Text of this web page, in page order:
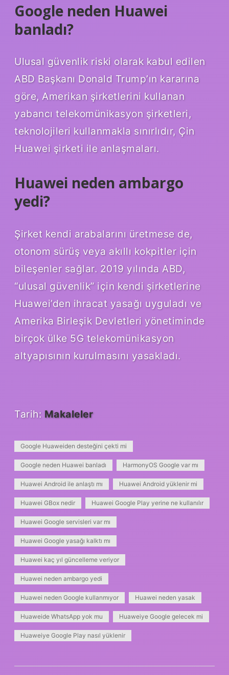
Google neden Huawei
banladı?
Ulusal güvenlik riski olarak kabul edilen
ABD Başkanı Donald Trump’ın kararına
göre, Amerikan şirketlerini kullanan
yabancı telekomünikasyon şirketleri,
teknolojileri kullanmakla sınırlıdır, Çin
Huawei şirketi ile anlaşmaları.
Huawei neden ambargo
yedi?
Şirket kendi arabalarını üretmese de,
otonom sürüş veya akıllı kokpitler için
bileşenler sağlar. 2019 yılında ABD,
“ulusal güvenlik” için kendi şirketlerine
Huawei’den ihracat yasağı uyguladı ve
Amerika Birleşik Devletleri yönetiminde
birçok ülke 5G telekomünikasyon
altyapısının kurulmasını yasakladı.
Tarih: Makaleler
Google Huaweiden desteğini çekti mi
Google neden Huawei banladı HarmonyOS Google var mı
Huawei Android ile anlaştı mı Huawei Android yüklenir mi
Huawei GBox nedir Huawei Google Play yerine ne kullanılır
Huawei Google servisleri var mı
Huawei Google yasağı kalktı mı
Huawei kaç yıl güncelleme veriyor
Huawei neden ambargo yedi
Huawei neden Google kullanmıyor Huawei neden yasak
Huaweide WhatsApp yok mu Huaweiye Google gelecek mi
Huaweiye Google Play nasıl yüklenir